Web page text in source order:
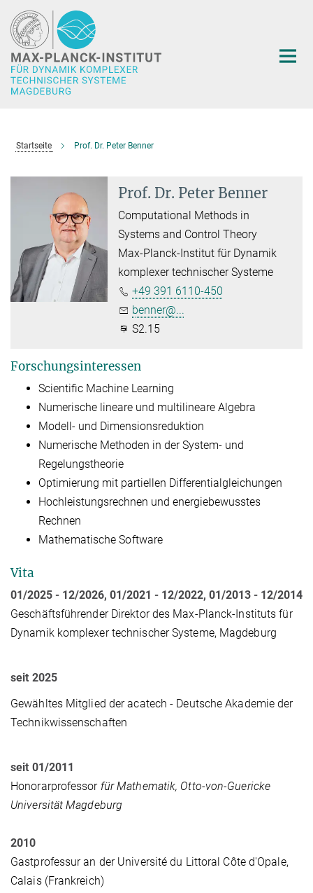
Hauptinhalt
Startseite Prof. Dr. Peter Benner
Prof. Dr. Peter Benner
Computational Methods in
Systems and Control Theory
Max-Planck-Institut für Dynamik
komplexer technischer Systeme
+49 391 6110-450
benner@...
S2.15
Forschungsinteressen
Scientific Machine Learning
Numerische lineare und multilineare Algebra
Modell- und Dimensionsreduktion
Numerische Methoden in der System- und
Regelungstheorie
Optimierung mit partiellen Differentialgleichungen
Hochleistungsrechnen und energiebewusstes
Rechnen
Mathematische Software
Vita
01/2025 - 12/2026, 01/2021 - 12/2022, 01/2013 - 12/2014
Geschäftsführender Direktor des Max-Planck-Instituts für
Dynamik komplexer technischer Systeme, Magdeburg
seit 2025
Gewähltes Mitglied der acatech - Deutsche Akademie der
Technikwissenschaften
seit 01/2011
Honorarprofessor für Mathematik, Otto-von-Guericke
Universität Magdeburg
2010
Gastprofessur an der Université du Littoral Côte d'Opale,
Calais (Frankreich)